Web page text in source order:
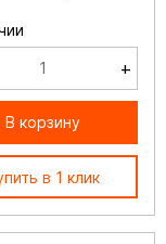
+
В корзину
в 1 клик